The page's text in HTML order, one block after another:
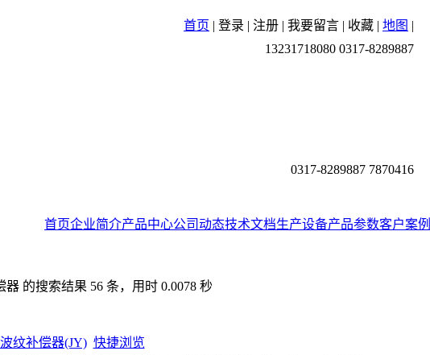
首页 | 登录 | 注册 | 我要留言 | 收藏 | 地图 |
13231718080 0317-8289887
0317-8289887 7870416
首页企业简介产品中心公司动态技术文档生产设备产品参数客户案例
的搜索结果 56 条，用时 0.0078 秒
纹补偿器(JY) 快捷浏览